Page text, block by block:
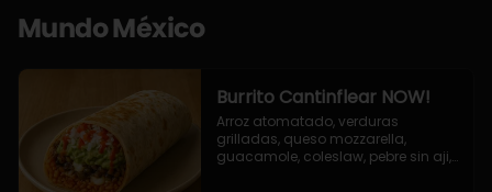
Mundo México
Burrito Cantinflear NOW!
Arroz atomatado, verduras
grilladas, queso mozzarella,
guacamole, coleslaw, pebre sin aji,